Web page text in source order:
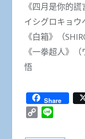
《四月是你的
イシグロキョウ
《白箱》（
《一拳超人》
悟
Share
Copy